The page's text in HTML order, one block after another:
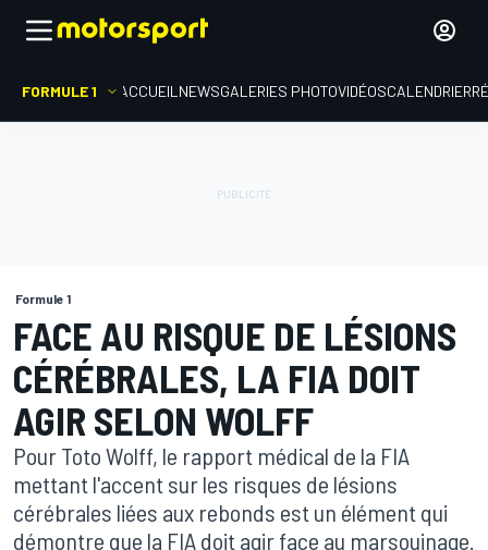
FORMULE 1 ACCUEIL NEWSGALERIES PHOTOVIDÉOSCALENDRIER
Formule 1
FACE AU RISQUE DE LÉSIONS
CÉRÉBRALES, LA FIA DOIT
AGIR SELON WOLFF
Pour Toto Wolff, le rapport médical de la FIA
mettant l'accent sur les risques de lésions
cérébrales liées aux rebonds est un élément qui
démontre que la FIA doit agir face au marsouinage.